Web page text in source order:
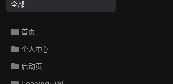
全部
首页
个人中心
启动页